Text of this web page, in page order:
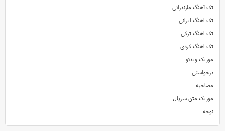
تک آهنگ مازندرانی
تک اهنگ ایرانی
تک اهنگ ترکی
تک اهنگ کردی
موزیک ویدئو
درخواستی
مصاحبه
موزیک متن سریال
نوحه